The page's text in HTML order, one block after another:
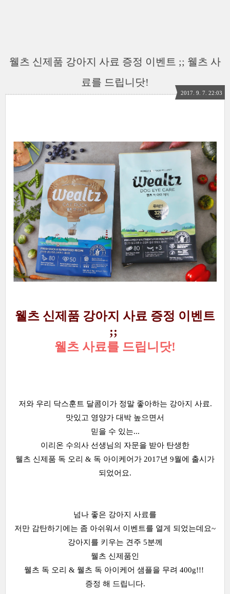
웰츠 신제품 강아지 사료 증정 이벤트 ;; 웰츠 사
료를 드립니닷!
2017. 9. 7. 22:03
웰츠 신제품 강아지 사료 증정 이벤트
;;
웰츠 사료를 드립니닷!
저와 우리 닥스훈트 달콤이가 정말 좋아하는 강아지 사료.
맛있고 영양가 대박 높으면서
믿을 수 있는...
이리온 수의사 선생님의 자문을 받아 탄생한
웰츠 신제품 독 오리 & 독 아이케어가 2017년 9월에 출시가
되었어요.
넘나 좋은 강아지 사료를
저만 감탄하기에는 좀 아쉬워서 이벤트를 열게 되었는데요~
강아지를 키우는 견주 5분께
웰츠 신제품인
웰츠 독 오리 & 웰츠 독 아이케어 샘플을 무려 400g!!!
증정 해 드립니다.